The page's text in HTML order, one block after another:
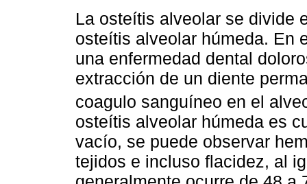
La osteítis alveolar se divide
osteítis alveolar húmeda. En
una enfermedad dental
extracción de un diente
coagulo sanguíneo en el
osteítis alveolar húmeda es
vacío, se puede observar
tejidos e incluso flacidez, al